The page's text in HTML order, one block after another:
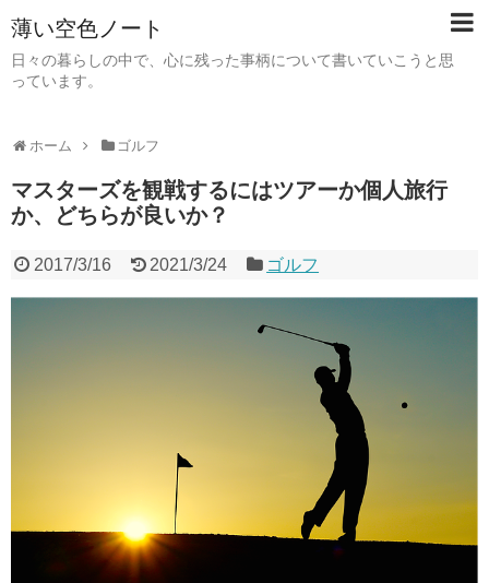
薄い空色ノート
日々の暮らしの中で、心に残った事柄について書いていこうと思
っています。
ホーム ゴルフ
マスターズを観戦するにはツアーか個人旅行
か、どちらが良いか？
2017/3/16 2021/3/24 ゴルフ